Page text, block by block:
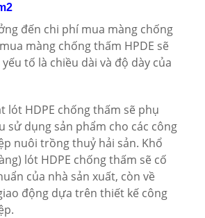
đến chi phí mua màng chống
màng chống thấm HPDE sẽ
tố là chiều dài và độ dày của
lót HDPE chống thấm sẽ phụ
sử dụng sản phẩm cho các công
nuôi trồng thuỷ hải sản. Khổ
lót HDPE chống thấm sẽ cố
của nhà sản xuất, còn về
động dựa trên thiết kế công